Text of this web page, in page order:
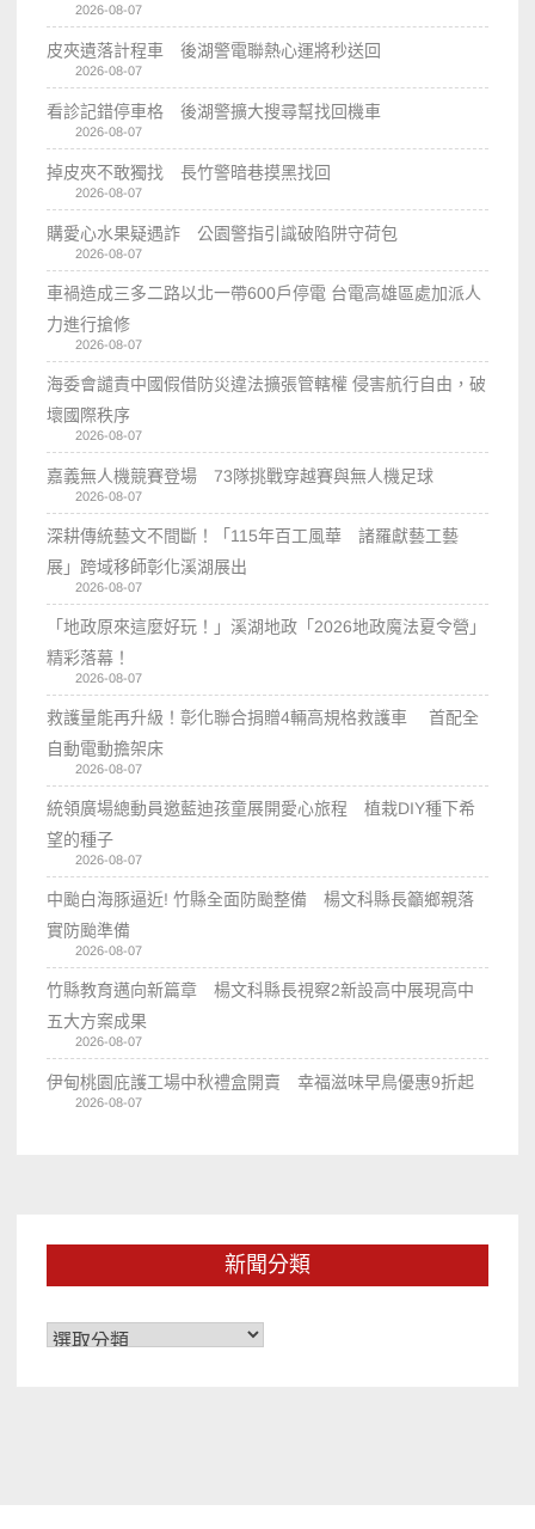
2026-08-07
皮夾遺落計程車 後湖警電聯熱心運將秒送回
2026-08-07
看診記錯停車格 後湖警擴大搜尋幫找回機車
2026-08-07
掉皮夾不敢獨找 長竹警暗巷摸黑找回
2026-08-07
購愛心水果疑遇詐 公園警指引識破陷阱守荷包
2026-08-07
車禍造成三多二路以北一帶600戶停電 台電高雄區處加派人
力進行搶修
2026-08-07
海委會譴責中國假借防災違法擴張管轄權 侵害航行自由，破
壞國際秩序
2026-08-07
嘉義無人機競賽登場 73隊挑戰穿越賽與無人機足球
2026-08-07
深耕傳統藝文不間斷！「115年百工風華 諸羅獻藝工藝
展」跨域移師彰化溪湖展出
2026-08-07
「地政原來這麼好玩！」溪湖地政「2026地政魔法夏令營」
精彩落幕！
2026-08-07
救護量能再升級！彰化聯合捐贈4輛高規格救護車 首配全
自動電動擔架床
2026-08-07
統領廣場總動員邀藍迪孩童展開愛心旅程 植栽DIY種下希
望的種子
2026-08-07
中颱白海豚逼近! 竹縣全面防颱整備 楊文科縣長籲鄉親落
實防颱準備
2026-08-07
竹縣教育邁向新篇章 楊文科縣長視察2新設高中展現高中
五大方案成果
2026-08-07
伊甸桃園庇護工場中秋禮盒開賣 幸福滋味早鳥優惠9折起
2026-08-07
新聞分類
新